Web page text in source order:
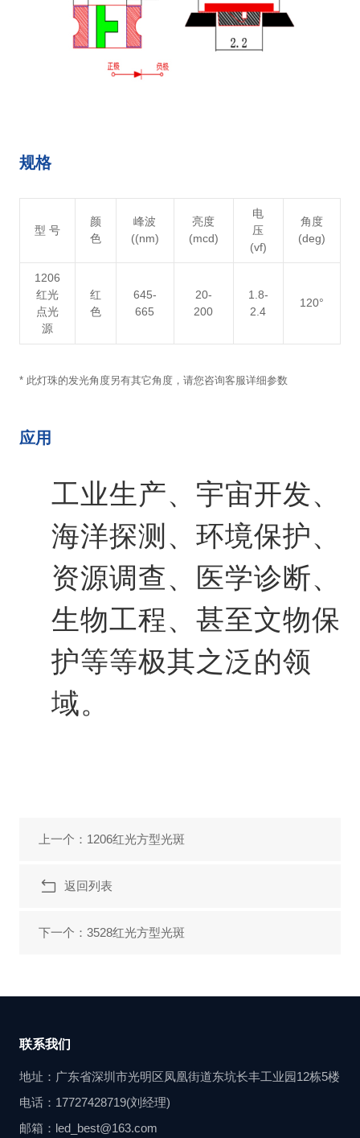
规格
型 号
颜
色
峰波
((nm)
亮度
(mcd)
电
压
(vf)
角度
(deg)
1206
红光
点光
源
红
色
645-
665
20-
200
1.8-
2.4
120°
* 此灯珠的发光角度另有其它角度，请您咨询客服详细参数
应用
工业生产、宇宙开发、
海洋探测、环境保护、
资源调查、医学诊断、
生物工程、甚至文物保
护等等极其之泛的领
域。
上一个：1206红光方型光斑
返回列表
下一个：3528红光方型光斑
联系我们
地址：广东省深圳市光明区凤凰街道东坑长丰工业园12栋5楼
电话：17727428719(刘经理)
邮箱：led_best@163.com